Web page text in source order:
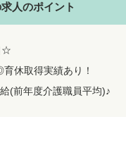
人のポイント
☆
休取得実績あり！
(前年度介護職員平均)♪